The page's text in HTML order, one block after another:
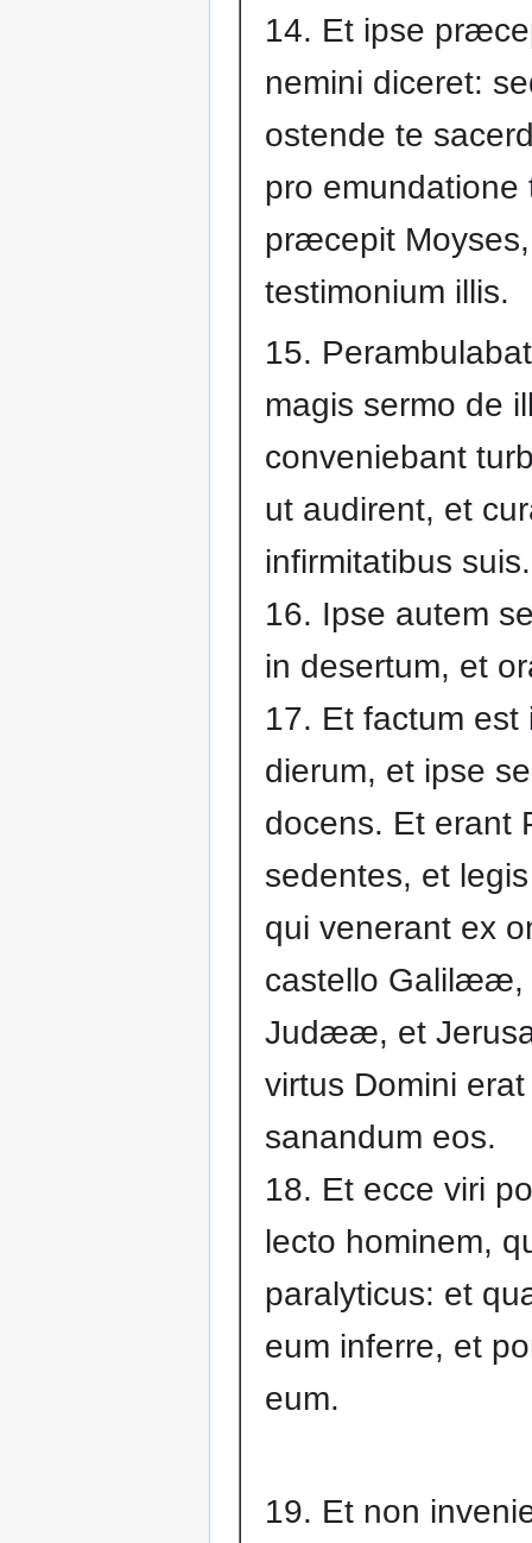
14. Et ipse
nemini diceret:
ostende te
pro emundatione
præcepit
testimonium illis.
15.
magis sermo de
conveniebant
ut audirent, et
infirmitatibus suis.
16. Ipse autem
in desertum, et
17. Et factum est
dierum, et ipse
docens. Et erant
sedentes, et
qui venerant ex
castello Galilææ,
Judææ, et
virtus Domini
sanandum eos.
18. Et ecce viri
lecto hominem,
paralyticus: et
eum inferre, et
eum.
19. Et non